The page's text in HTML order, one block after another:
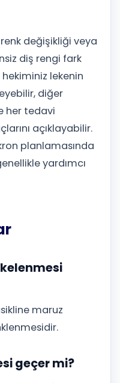
değişikliği veya
diş rengi fark
hekiminiz lekenin
diğer
her tedavi
açıklayabilir.
planlamasında
yardımcı
maruz
geçer mi?